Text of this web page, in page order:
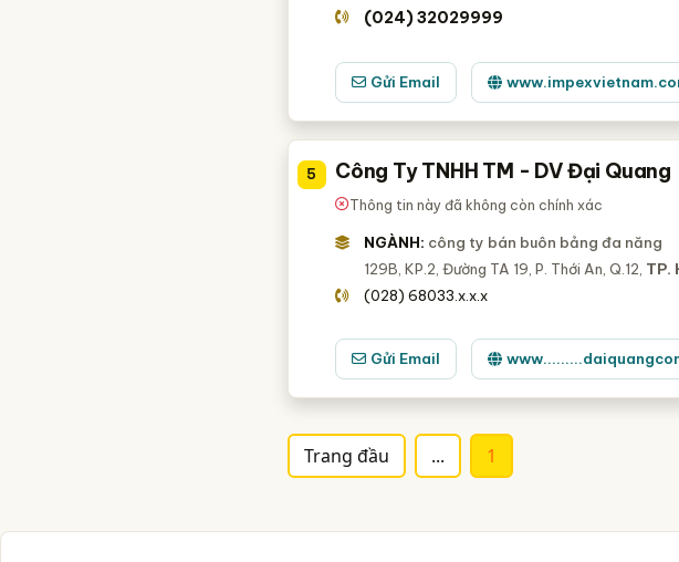
(024) 32029999
Gửi Email
5 Công Ty TNHH TM - DV Đại Quang
Thông tin này đã không còn chính xác
NGÀNH: công ty bán buôn bảng đa năng
129B, KP.2, Đường TA 19, P. Thới An, Q.12, TP.
(028) 68033.x.x.x
Gửi Email
Trang đầu ... 1